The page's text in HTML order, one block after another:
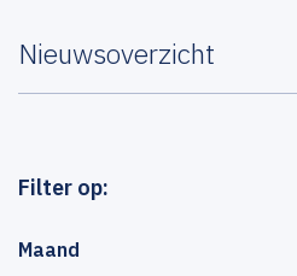
Nieuwsoverzicht
Filter op:
Maand